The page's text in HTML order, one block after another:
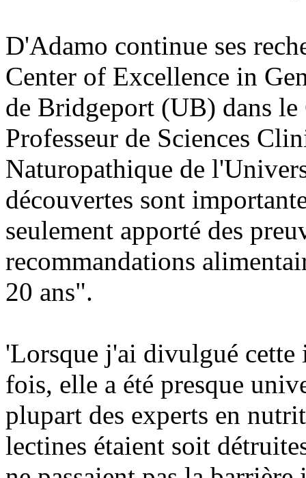
D'Adamo continue ses
Center of Excellence in
de Bridgeport (UB) dans
Professeur de Sciences
Naturopathique de
découvertes sont
seulement apporté des
recommandations
20 ans".
'Lorsque j'ai divulgué
fois, elle a été presque
plupart des experts en
lectines étaient soit